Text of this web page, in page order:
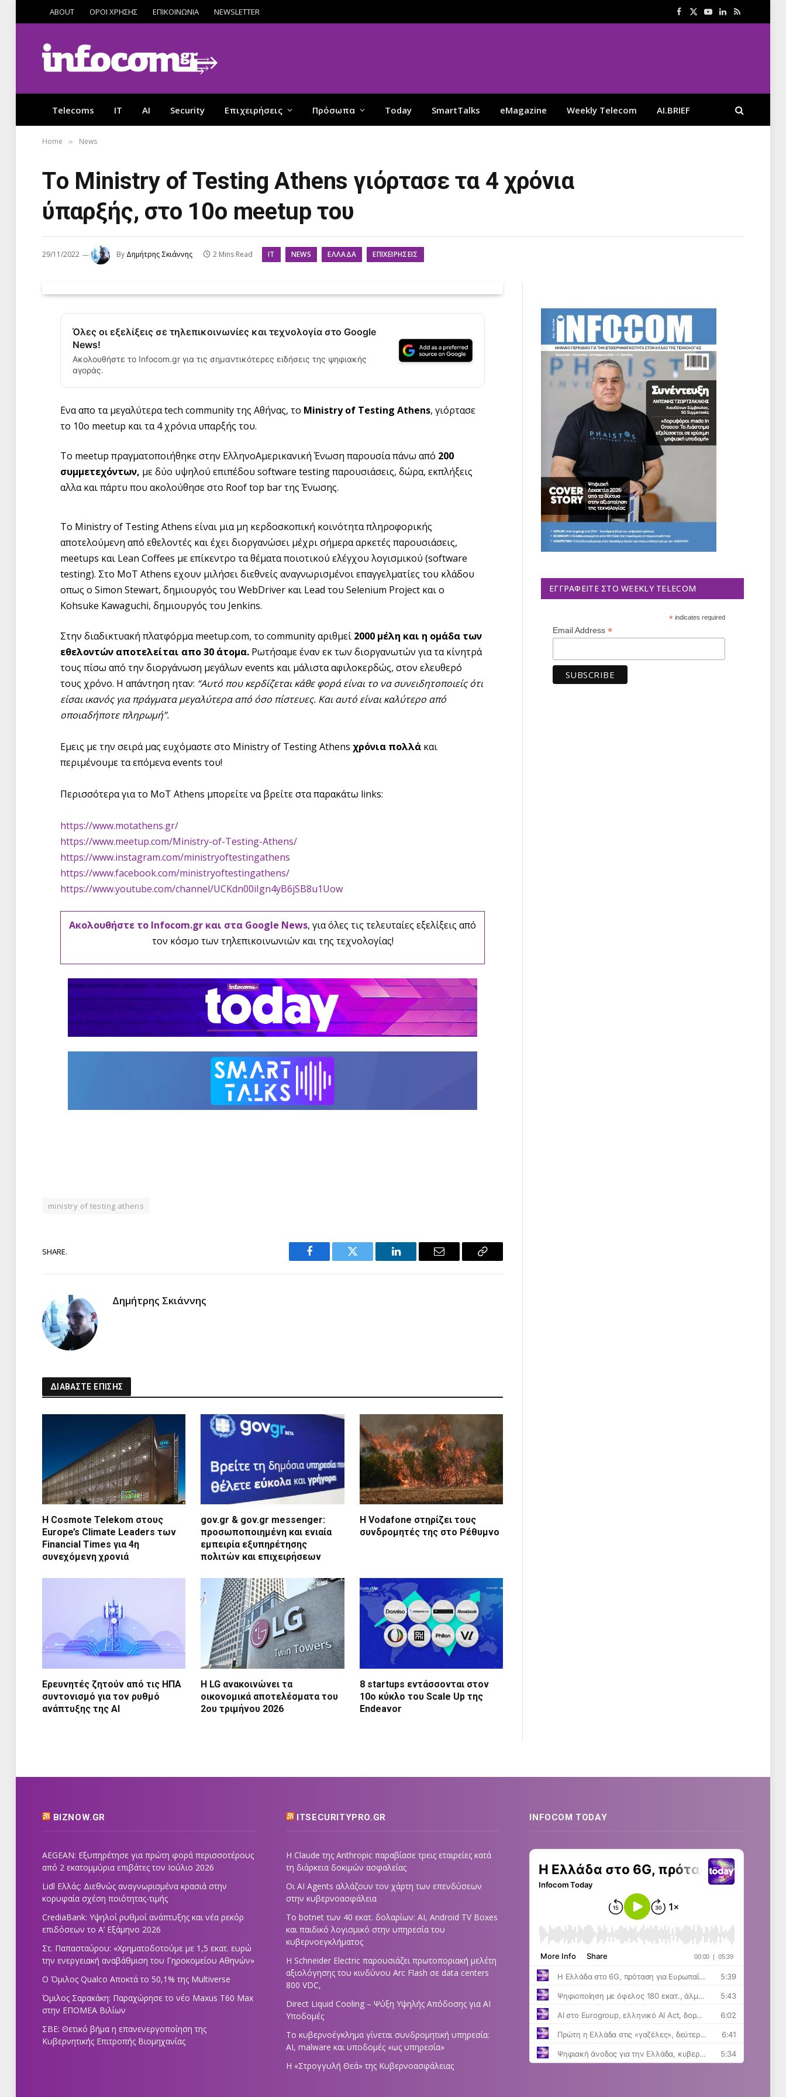
ABOUT ΟΡΟΙ ΧΡΗΣΗΣ ΕΠΙΚΟΙΝΩΝΙΑ NEWSLETTER Facebook
X
YouTube
LinkedIn
RSS
Telecoms IT AI Security Επιχειρήσεις Πρόσωπα Today SmartTalks eMagazine Weekly Telecom AI.BRIEF
Home » News
Tο Ministry of Testing Athens γιόρτασε τα 4 χρόνια
ύπαρξής, στο 10ο meetup του
29/11/2022 By Δημήτρης Σκιάννης 2 Mins Read IT NEWS ΕΛΛΆΔΑ ΕΠΙΧΕΙΡΉΣΕΙΣ
Όλες οι εξελίξεις σε τηλεπικοινωνίες και τεχνολογία στο Google
News!
Ακολουθήστε το Infocom.gr για τις σημαντικότερες ειδήσεις της ψηφιακής
αγοράς.
Ενα απο τα μεγαλύτερα tech community της Αθήνας, το Ministry of Testing Athens, γιόρτασε
το 10ο meetup και τα 4 χρόνια υπαρξής του.
To meetup πραγματοποιήθηκε στην ΕλληνοΑμερικανική Ένωση παρουσία πάνω από 200
συμμετεχόντων, με δύο υψηλού επιπέδου software testing παρουσιάσεις, δώρα, εκπλήξεις
αλλα και πάρτυ που ακολούθησε στο Roof top bar της Ένωσης.
Το Ministry of Testing Athens είναι μια μη κερδοσκοπική κοινότητα πληροφορικής
αποτελούμενη από εθελοντές και έχει διοργανώσει μέχρι σήμερα αρκετές παρουσιάσεις,
meetups και Lean Coffees με επίκεντρο τα θέματα ποιοτικού ελέγχου λογισμικού (software
testing). Στο MoT Athens εχουν μιλήσει διεθνείς αναγνωρισμένοι επαγγελματίες του κλάδου
οπως ο Simon Stewart, δημιουργός του WebDriver και Lead του Selenium Project και ο
Kohsuke Kawaguchi, δημιουργός του Jenkins.
Στην διαδικτυακή πλατφόρμα meetup.com, το community αριθμεί 2000 μέλη και η ομάδα των
εθελοντών αποτελείται απο 30 άτομα. Ρωτήσαμε έναν εκ των διοργανωτών για τα κίνητρά
τους πίσω από την διοργάνωση μεγάλων events και μάλιστα αφιλοκερδώς, στον ελευθερό
τους χρόνο. Η απάντηση ηταν: “Αυτό που κερδίζεται κάθε φορά είναι το να συνειδητοποιείς ότι
είσαι ικανός για πράγματα μεγαλύτερα από όσο πίστευες. Και αυτό είναι καλύτερο από
οποιαδήποτε πληρωμή”.
Εμεις με την σειρά μας ευχόμαστε στο Ministry of Testing Athens χρόνια πολλά και
περιμένουμε τα επόμενα events του!
Περισσότερα για το ΜοΤ Athens μπορείτε να βρείτε στα παρακάτω links:
https://www.motathens.gr/
https://www.meetup.com/Ministry-of-Testing-Athens/
https://www.instagram.com/ministryoftestingathens
https://www.facebook.com/ministryoftestingathens/
https://www.youtube.com/channel/UCKdn00iIgn4yB6jSB8u1Uow
Ακολουθήστε το Infocom.gr και στα Google News, για όλες τις τελευταίες εξελίξεις από
τον κόσμο των τηλεπικοινωνιών και της τεχνολογίας!
ministry of testing athens
SHARE.
Facebook Twitter LinkedIn Email
Copy
Δημήτρης Σκιάννης
ΔΙΑΒΑΣΤΕ ΕΠΙΣΗΣ
Η Cosmote Telekom στους
Europe’s Climate Leaders των
Financial Times για 4η
συνεχόμενη χρονιά
gov.gr & gov.gr messenger:
προσωποποιημένη και ενιαία
εμπειρία εξυπηρέτησης
πολιτών και επιχειρήσεων
Η Vodafone στηρίζει τους
συνδρομητές της στο Ρέθυμνο
Ερευνητές ζητούν από τις ΗΠΑ
συντονισμό για τον ρυθμό
ανάπτυξης της AI
Η LG ανακοινώνει τα
οικονομικά αποτελέσματα του
2ου τριμήνου 2026
8 startups εντάσσονται στον
10ο κύκλο του Scale Up της
Endeavor
ΕΓΓΡΑΦΕΊΤΕ ΣΤΟ WEEKLY TELECOM
*indicates required
Email Address *
BIZNOW.GR
AEGEAN: Εξυπηρέτησε για πρώτη φορά περισσοτέρους
από 2 εκατομμύρια επιβάτες τον Ιούλιο 2026
Lidl Ελλάς: Διεθνώς αναγνωρισμένα κρασιά στην
κορυφαία σχέση ποιότητας-τιμής
CrediaBank: Υψηλοί ρυθμοί ανάπτυξης και νέα ρεκόρ
επιδόσεων το Α’ Εξάμηνο 2026
Στ. Παπασταύρου: «Χρηματοδοτούμε με 1,5 εκατ. ευρώ
την ενεργειακή αναβάθμιση του Γηροκομείου Αθηνών»
Ο Όμιλος Qualco Αποκτά το 50,1% της Multiverse
Όμιλος Σαρακάκη: Παραχώρησε το νέο Maxus T60 Max
στην ΕΠΟΜΕΑ Βιλίων
ΣΒΕ: Θετικό βήμα η επανενεργοποίηση της
Κυβερνητικής Επιτροπής Βιομηχανίας
ITSECURITYPRO.GR
Η Claude της Anthropic παραβίασε τρεις εταιρείες κατά
τη διάρκεια δοκιμών ασφαλείας
Οι AI Agents αλλάζουν τον χάρτη των επενδύσεων
στην κυβερνοασφάλεια
Το botnet των 40 εκατ. δολαρίων: AI, Android TV Boxes
και παιδικό λογισμικό στην υπηρεσία του
κυβερνοεγκλήματος
Η Schneider Electric παρουσιάζει πρωτοποριακή μελέτη
αξιολόγησης του κινδύνου Arc Flash σε data centers
800 VDC,
Direct Liquid Cooling – Ψύξη Υψηλής Απόδοσης για AI
Υποδομές
Το κυβερνοέγκλημα γίνεται συνδρομητική υπηρεσία:
AI, malware και υποδομές «ως υπηρεσία»
Η «Στρογγυλή Θεά» της Κυβερνοασφάλειας
INFOCOM TODAY